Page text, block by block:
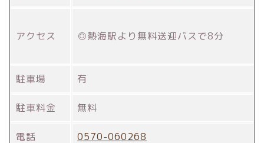
アクセス ◎熱海駅より無料送迎バスで8分
駐車場 有
駐車料金 無料
電話 0570-060268